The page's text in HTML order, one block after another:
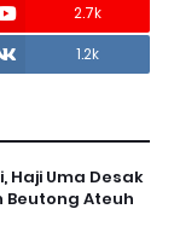
2.7k
1.2k
Haji Uma Desak
Beutong Ateuh